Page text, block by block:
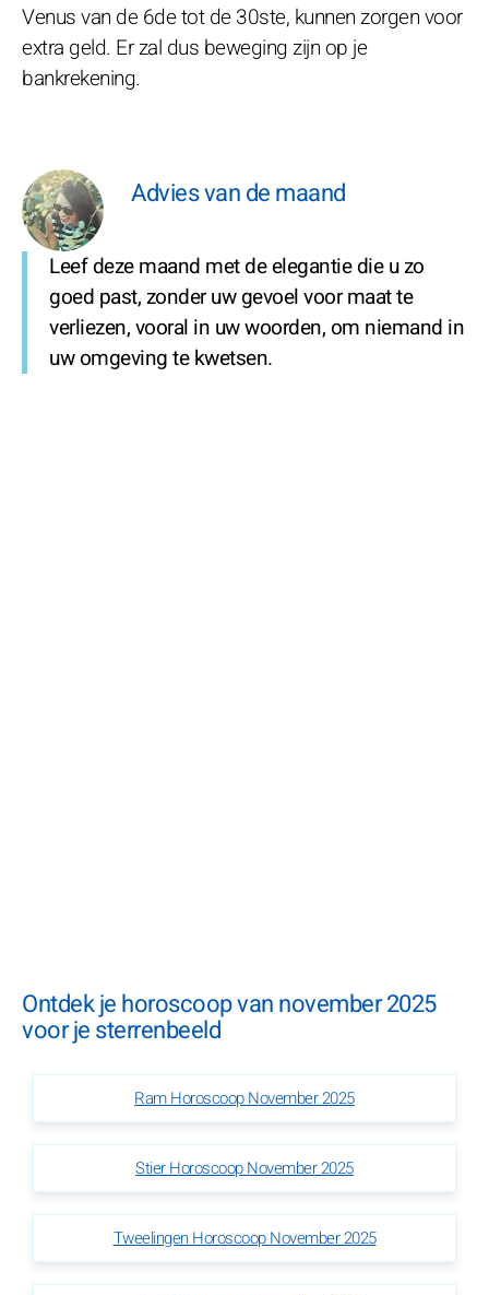
Venus van de 6de tot de 30ste, kunnen zorgen voor
extra geld. Er zal dus beweging zijn op je
bankrekening.
Advies van de maand
Leef deze maand met de elegantie die u zo
goed past, zonder uw gevoel voor maat te
verliezen, vooral in uw woorden, om niemand in
uw omgeving te kwetsen.
Ontdek je horoscoop van november 2025
voor je sterrenbeeld
Ram Horoscoop November 2025
Stier Horoscoop November 2025
Tweelingen Horoscoop November 2025